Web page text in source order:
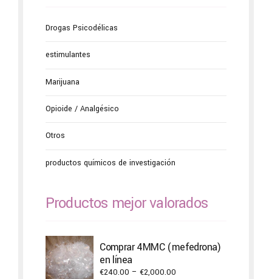
Drogas Psicodélicas
estimulantes
Marijuana
Opioide / Analgésico
Otros
productos químicos de investigación
Productos mejor valorados
Comprar 4MMC (mefedrona)
en línea
€240.00 – €2,000.00